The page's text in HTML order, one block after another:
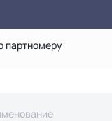
скачать их в виде
партномеру